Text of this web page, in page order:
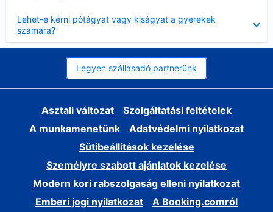
Lehet-e kérni pótágyat vagy kiságyat a gyerekek
számára?
Legyen szállásadó partnerünk
Asztali változat
Szolgáltatási feltételek
A munkamenetünk
Adatvédelmi nyilatkozat
Sütibeállítások kezelése
Személyre szabott ajánlatok kezelése
Modern kori rabszolgaság elleni nyilatkozat
Emberi jogi nyilatkozat
A Booking.comról